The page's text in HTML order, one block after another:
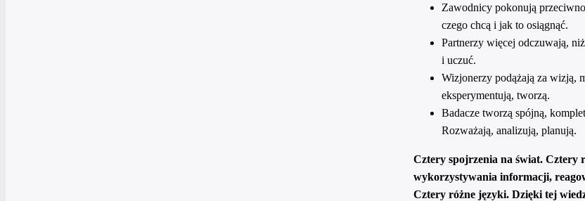
Zawodnicy pokonują
czego chcą i jak to osiągnąć.
Partnerzy więcej odczuwają,
i uczuć.
Wizjonerzy podążają za wizją,
eksperymentują, tworzą.
Badacze tworzą spójną,
Rozważają, analizują, planują.
Cztery spojrzenia na świat. Cztery
wykorzystywania informacji,
Cztery różne języki. Dzięki tej